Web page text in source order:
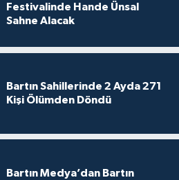
Festivalinde Hande Ünsal
Sahne Alacak
Bartın Sahillerinde 2 Ayda 271
Kişi Ölümden Döndü
Bartın Medya’dan Bartın